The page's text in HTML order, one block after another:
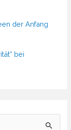
der Anfang
bei